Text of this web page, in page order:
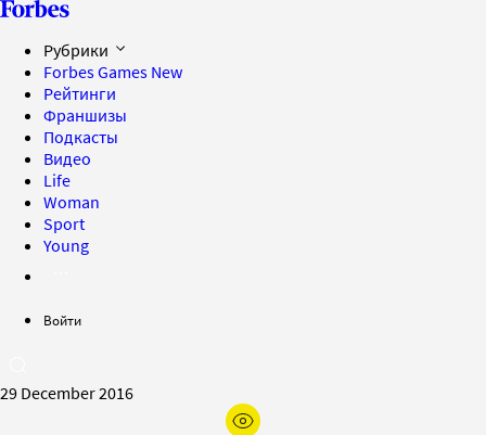
Рубрики
Forbes Games New
Рейтинги
Франшизы
Подкасты
Видео
Life
Woman
Sport
Young
Войти
29 December 2016